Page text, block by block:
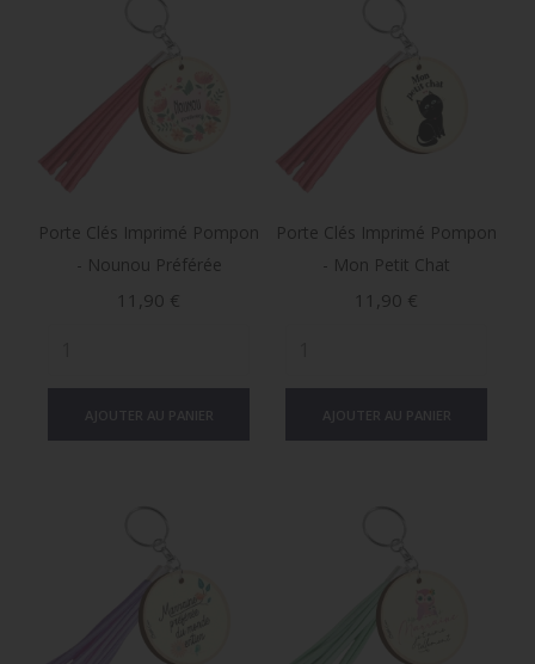
Porte Clés Imprimé Pompon
- Nounou Préférée
Prix
11,90 €
Porte Clés Imprimé Pompon
- Mon Petit Chat
Prix
11,90 €